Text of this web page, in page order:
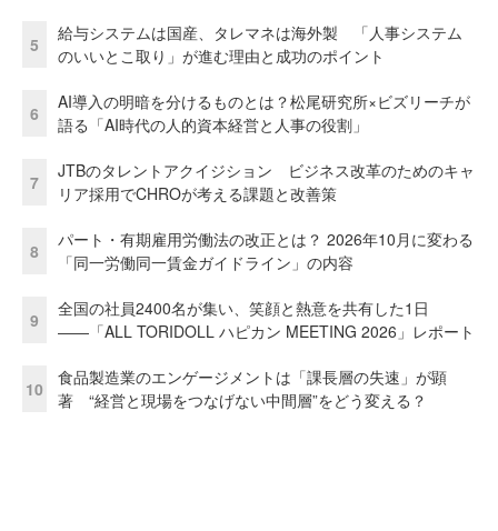
5
給与システムは国産、タレマネは海外製 「人事システム
のいいとこ取り」が進む理由と成功のポイント
6
AI導入の明暗を分けるものとは？松尾研究所×ビズリーチが
語る「AI時代の人的資本経営と人事の役割」
7
JTBのタレントアクイジション ビジネス改革のためのキャ
リア採用でCHROが考える課題と改善策
8
パート・有期雇用労働法の改正とは？ 2026年10月に変わる
「同一労働同一賃金ガイドライン」の内容
9
全国の社員2400名が集い、笑顔と熱意を共有した1日
――「ALL TORIDOLL ハピカン MEETING 2026」レポート
10
食品製造業のエンゲージメントは「課長層の失速」が顕
著 “経営と現場をつなげない中間層”をどう変える？